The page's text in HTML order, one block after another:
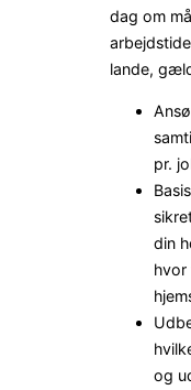
dag om
lande,
pr.
din
hvor
og